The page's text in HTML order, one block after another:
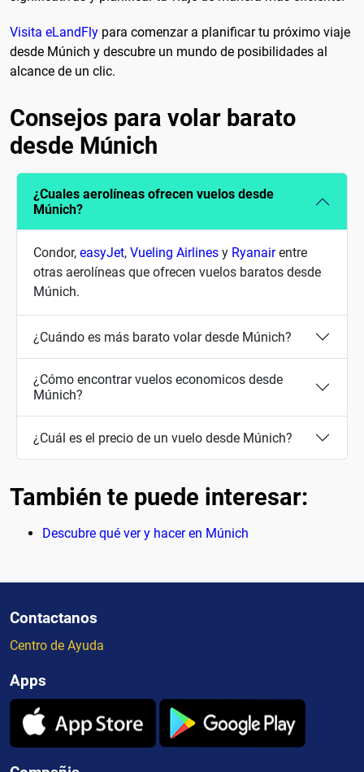
Visita eLandFly para comenzar a planificar tu próximo viaje
desde Múnich y descubre un mundo de posibilidades al
alcance de un clic.
Consejos para volar barato
desde Múnich
¿Cuales aerolíneas ofrecen vuelos desde
Múnich?
Condor, easyJet, Vueling Airlines y Ryanairentre
otras aerolíneas que ofrecen vuelos baratos desde
Múnich.
¿Cuándo es más barato volar desde Múnich?
¿Cómo encontrar vuelos economicos desde
Múnich?
¿Cuál es el precio de un vuelo desde Múnich?
También te puede interesar:
Descubre qué ver y hacer en Múnich
Contactanos
Centro de Ayuda
Apps